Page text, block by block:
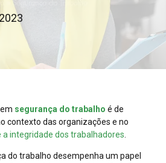
segurança do trabalho é de
contexto das organizações e no
a integridade dos trabalhadores
do trabalho desempenha um papel